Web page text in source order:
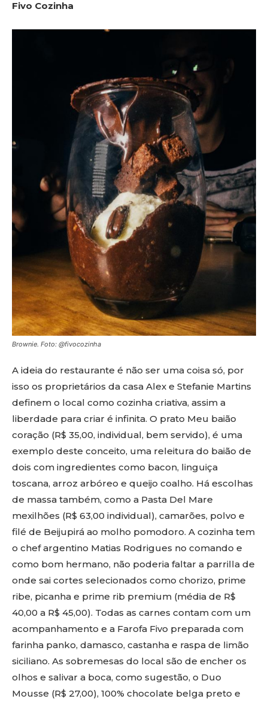
Fivo Cozinha
Brownie. Foto: @fivocozinha
A ideia do restaurante é não ser uma coisa só, por
isso os proprietários da casa Alex e Stefanie Martins
definem o local como cozinha criativa, assim a
liberdade para criar é infinita. O prato Meu baião
coração (R$ 35,00, individual, bem servido), é uma
exemplo deste conceito, uma releitura do baião de
dois com ingredientes como bacon, linguiça
toscana, arroz arbóreo e queijo coalho. Há escolhas
de massa também, como a Pasta Del Mare
mexilhões (R$ 63,00 individual), camarões, polvo e
filé de Beijupirá ao molho pomodoro. A cozinha tem
o chef argentino Matias Rodrigues no comando e
como bom hermano, não poderia faltar a parrilla de
onde sai cortes selecionados como chorizo, prime
ribe, picanha e prime rib premium (média de R$
40,00 a R$ 45,00). Todas as carnes contam com um
acompanhamento e a Farofa Fivo preparada com
farinha panko, damasco, castanha e raspa de limão
siciliano. As sobremesas do local são de encher os
olhos e salivar a boca, como sugestão, o Duo
Mousse (R$ 27,00), 100% chocolate belga preto e